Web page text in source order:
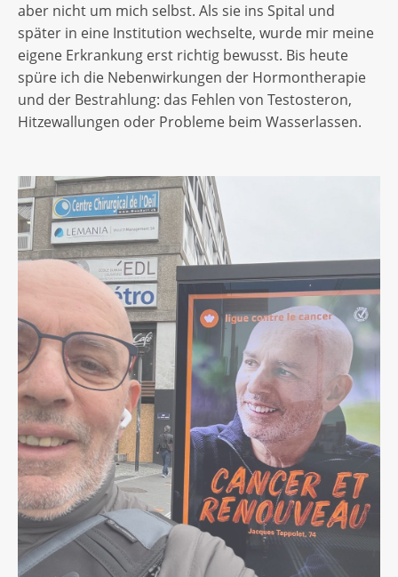
aber nicht um mich selbst. Als sie ins Spital und
später in eine Institution wechselte, wurde mir meine
eigene Erkrankung erst richtig bewusst. Bis heute
spüre ich die Nebenwirkungen der Hormontherapie
und der Bestrahlung: das Fehlen von Testosteron,
Hitzewallungen oder Probleme beim Wasserlassen.